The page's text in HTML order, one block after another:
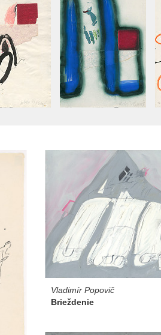
Vladimír Popovič
Brieždenie